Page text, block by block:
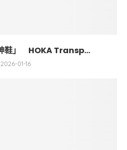
鞋」 HOKA Transp...
2026-01-16